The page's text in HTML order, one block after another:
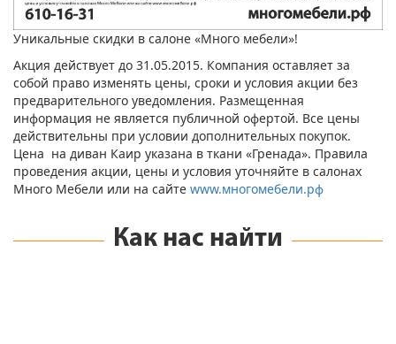
Уникальные скидки в салоне «Много мебели»!
Акция действует до 31.05.2015. Компания оставляет за
собой право изменять цены, сроки и условия акции без
предварительного уведомления. Размещенная
информация не является публичной офертой. Все цены
действительны при условии дополнительных покупок.
Цена на диван Каир указана в ткани «Гренада». Правила
проведения акции, цены и условия уточняйте в салонах
Много Мебели или на сайте www.многомебели.рф
Как нас найти